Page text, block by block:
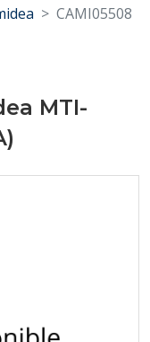
CAMI05508
MTI-